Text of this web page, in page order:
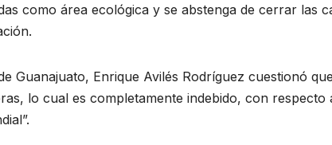
como área ecológica y se abstenga de cerrar las
Guanajuato, Enrique Avilés Rodríguez cuestionó
lo cual es completamente indebido, con respecto